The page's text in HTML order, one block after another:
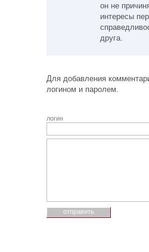
он не
интересы
друга.
Для добавления
логином и паролем.
логин